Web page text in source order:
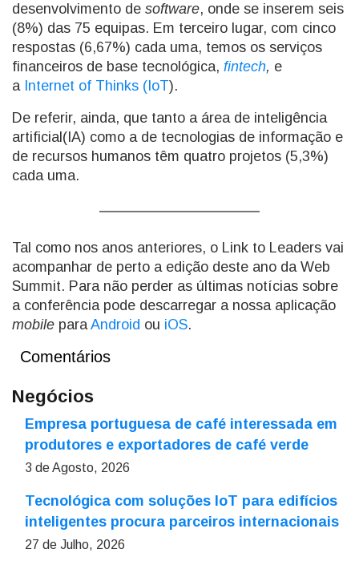
desenvolvimento de software, onde se inserem seis
(8%) das 75 equipas. Em terceiro lugar, com cinco
respostas (6,67%) cada uma, temos os serviços
financeiros de base tecnológica, fintech, e
a Internet of Thinks (IoT).
De referir, ainda, que tanto a área de inteligência
artificial(IA) como a de tecnologias de informação e
de recursos humanos têm quatro projetos (5,3%)
cada uma.
Tal como nos anos anteriores, o Link to Leaders vai
acompanhar de perto a edição deste ano da Web
Summit. Para não perder as últimas notícias sobre
a conferência pode descarregar a nossa aplicação
mobile paraAndroid ou iOS.
Comentários
Negócios
Empresa portuguesa de café interessada em
produtores e exportadores de café verde
3 de Agosto, 2026
Tecnológica com soluções IoT para edifícios
inteligentes procura parceiros internacionais
27 de Julho, 2026